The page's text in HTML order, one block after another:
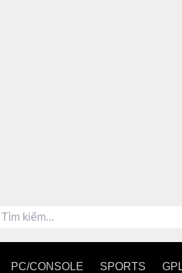
PC/CONSOLE SPORTS